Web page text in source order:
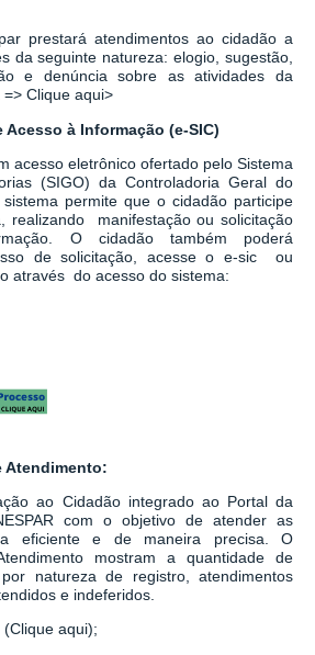
prestará atendimentos ao cidadão a
da seguinte natureza: elogio, sugestão,
e denúncia sobre as atividades da
Clique aqui>
à Informação (e-SIC)
acesso eletrônico ofertado pelo Sistema
(SIGO) da Controladoria Geral do
permite que o cidadão participe
realizando manifestação ou solicitação
O cidadão também poderá
de solicitação, acesse o e-sic ou
através do acesso do sistema:
Atendimento:
ao Cidadão integrado aoPortal da
com o objetivo de atender as
eficiente e de maneira precisa. O
mostram a quantidade de
natureza de registro, atendimentos
e indeferidos.
aqui);